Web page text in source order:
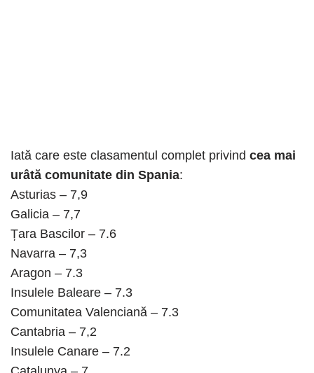
Iată care este clasamentul complet privind cea mai
urâtă comunitate din Spania:
Asturias – 7,9
Galicia – 7,7
Țara Bascilor – 7.6
Navarra – 7,3
Aragon – 7.3
Insulele Baleare – 7.3
Comunitatea Valenciană – 7.3
Cantabria – 7,2
Insulele Canare – 7.2